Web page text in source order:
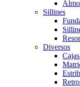
Sillines
Diversos